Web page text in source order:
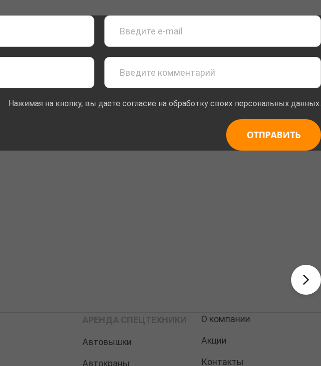
Нажимая на кнопку, вы даете согласие на обработку своих персональных данных.
ОТПРАВИТЬ
АРЕНДА СПЕЦТЕХНИКИ
Автовышки
Автокраны
О компании
Акции
Контакты